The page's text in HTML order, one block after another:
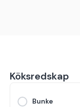
Köksredskap
Bunke